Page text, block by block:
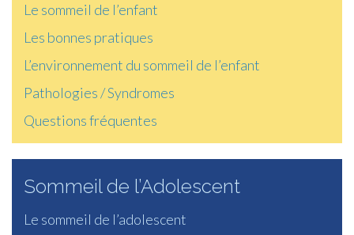
Le sommeil de l’enfant
Les bonnes pratiques
L’environnement du sommeil de l’enfant
Pathologies / Syndromes
Questions fréquentes
Sommeil de l’Adolescent
Le sommeil de l’adolescent